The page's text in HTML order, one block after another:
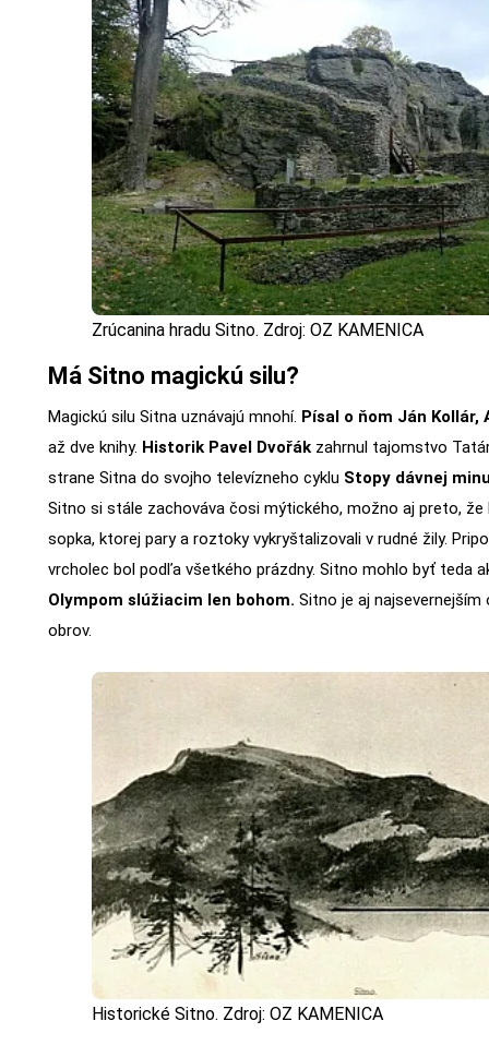
Zrúcanina hradu Sitno. Zdroj: OZ KAMENICA
Má Sitno magickú silu?
Magickú silu Sitna uznávajú mnohí. Písal o ňom Ján Kollár,
až dve knihy. Historik Pavel Dvořákzahrnul tajomstvo
strane Sitna do svojho televízneho cyklu Stopy dávnej
Sitno si stále zachováva čosi mýtického, možno aj preto, že
sopka, ktorej pary a roztoky vykryštalizovali v rudné žily.
vrcholec bol podľa všetkého prázdny. Sitno mohlo byť teda
Olympom slúžiacim len bohom. Sitno je aj
obrov.
Historické Sitno. Zdroj: OZ KAMENICA